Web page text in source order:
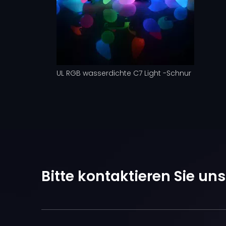
UL RGB wasserdichte C7 Light -Schnur
Bitte kontaktieren Sie